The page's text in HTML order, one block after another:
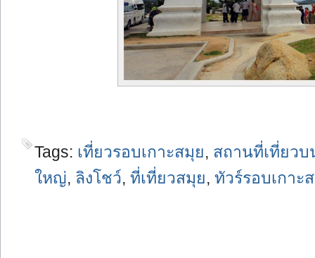
Tags: เที่ยวรอบเกาะสมุย, สถานที่เที่ยวบ
ใหญ่, ลิงโชว์, ที่เที่ยวสมุย, ทัวร์รอบเกาะ